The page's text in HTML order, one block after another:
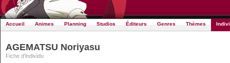
Accueil Animes Planning Studios Éditeurs Genres Thèmes
AGEMATSU Noriyasu
Fiche d'individu